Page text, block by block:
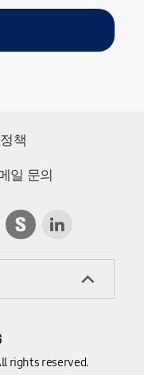
기회의
책
일 문의
rights reserved.